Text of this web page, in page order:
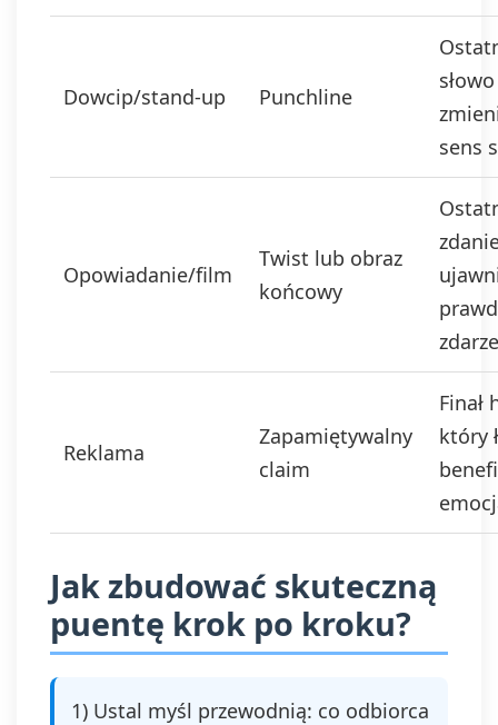
Dowcip/stand-up Punchline
słowo
sens
Opowiadanie/film
Twist lub obraz
końcowy
Reklama
Zapamiętywalny
claim
Finał
który
Jak zbudować skuteczną
puentę krok po kroku?
1) Ustal myśl przewodnią: co odbiorca